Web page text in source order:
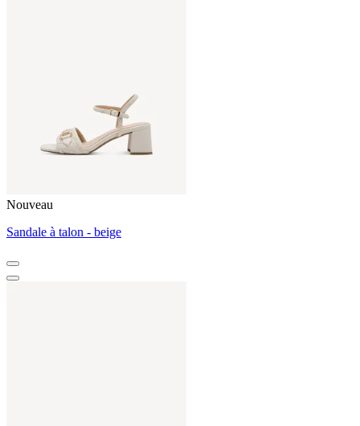
Nouveau
Sandale à talon - beige